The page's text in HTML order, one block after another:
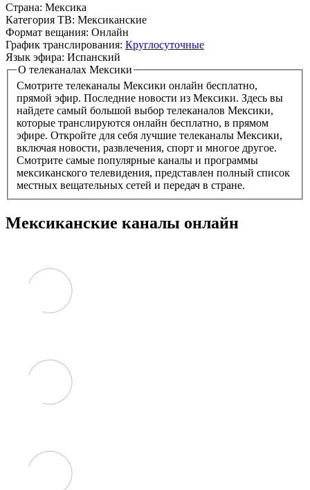
Страна: Мексика
Категория ТВ: Мексиканские
Формат вещания: Онлайн
График транслирования: Круглосуточные
Язык эфира: Испанский
О телеканалах Мексики
Смотрите телеканалы Мексики онлайн бесплатно,
прямой эфир. Последние новости из Мексики. Здесь вы
найдете самый большой выбор телеканалов Мексики,
которые транслируются онлайн бесплатно, в прямом
эфире. Откройте для себя лучшие телеканалы Мексики,
включая новости, развлечения, спорт и многое другое.
Смотрите самые популярные каналы и программы
мексиканского телевидения, представлен полный список
местных вещательных сетей и передач в стране.
Мексиканские каналы онлайн